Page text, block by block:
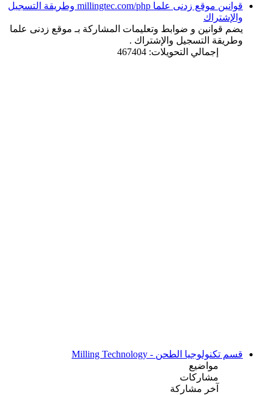
قوانين موقع زدنى علما millingtec.com/php وطريقة التسجيل
والإشتراك
يضم قوانين و ضوابط وتعليمات المشاركة بـ موقع زدنى علما
وطريقة التسجيل والإشتراك .
إجمالي التحويلات: 467404
قسم تكنولوجيا الطحن - Milling Technology
مواضيع
مشاركات
آخر مشاركة